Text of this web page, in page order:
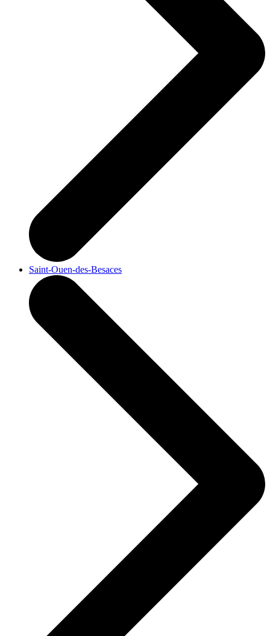
Saint-Ouen-des-Besaces